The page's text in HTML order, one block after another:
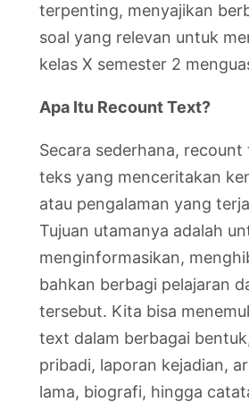
terpenting, menyajikan
soal yang relevan untuk
kelas X semester 2
Apa Itu Recount Text?
Secara sederhana, recount
teks yang menceritakan
atau pengalaman yang
Tujuan utamanya adalah
menginformasikan,
bahkan berbagi pelajaran
tersebut. Kita bisa
text dalam berbagai
pribadi, laporan kejadian,
lama, biografi, hingga